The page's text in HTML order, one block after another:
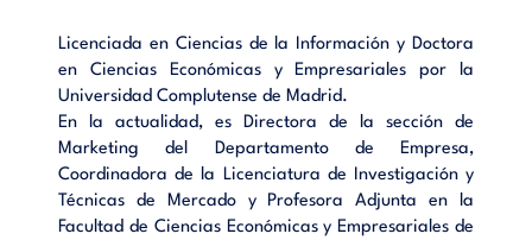
Licenciada en Ciencias de la Información y Doctora
en Ciencias Económicas y Empresariales por la
Universidad Complutense de Madrid.
En la actualidad, es Directora de la sección de
Marketing del Departamento de Empresa,
Coordinadora de la Licenciatura de Investigación y
Técnicas de Mercado y Profesora Adjunta en la
Facultad de Ciencias Económicas y Empresariales de